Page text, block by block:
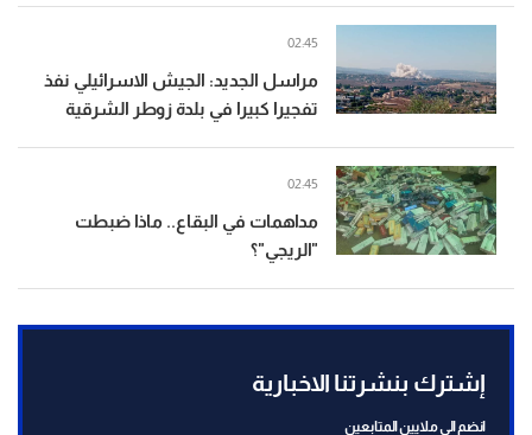
مراسل الجديد: الجيش الاسرائيلي نفذ
تفجيرا كبيرا في بلدة زوطر الشرقية
02:45
مداهمات في البقاع.. ماذا ضبطت
"الريجي"؟
02:45
إشترك بنشرتنا الاخبارية
انضم الى ملايين المتابعين